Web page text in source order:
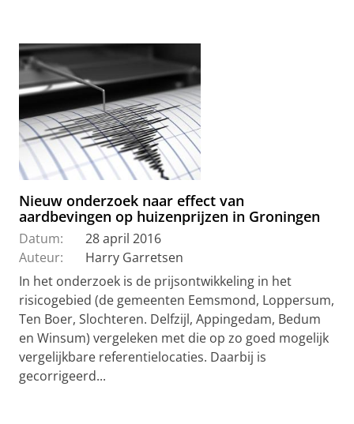
Nieuw onderzoek naar effect van
aardbevingen op huizenprijzen in Groningen
Datum:
28 april 2016
Auteur:
Harry Garretsen
In het onderzoek is de prijsontwikkeling in het
risicogebied (de gemeenten Eemsmond, Loppersum,
Ten Boer, Slochteren. Delfzijl, Appingedam, Bedum
en Winsum) vergeleken met die op zo goed mogelijk
vergelijkbare referentielocaties. Daarbij is
gecorrigeerd...